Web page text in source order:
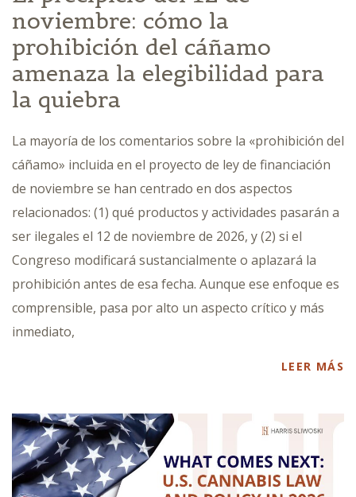
noviembre: cómo la
prohibición del cáñamo
amenaza la elegibilidad para
la quiebra
La mayoría de los comentarios sobre la «prohibición del
cáñamo» incluida en el proyecto de ley de financiación
de noviembre se han centrado en dos aspectos
relacionados: (1) qué productos y actividades pasarán a
ser ilegales el 12 de noviembre de 2026, y (2) si el
Congreso modificará sustancialmente o aplazará la
prohibición antes de esa fecha. Aunque ese enfoque es
comprensible, pasa por alto un aspecto crítico y más
inmediato,
LEER MÁS